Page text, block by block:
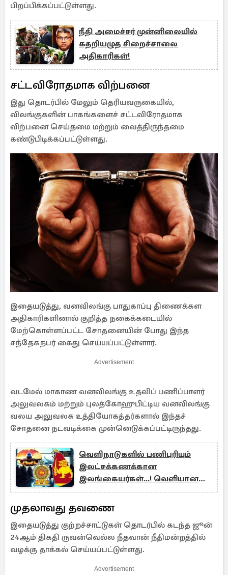
பிறப்பிக்கப்பட்டுள்ளது.
நீதி அமைச்சர் முன்னிலையில்
கதறியழுத சிறைச்சாலை
அதிகாரிகள்!
சட்டவிரோதமாக விற்பனை
இது தொடர்பில் மேலும் தெரியவருகையில்,
விலங்குகளின் பாகங்களைச் சட்டவிரோதமாக
விற்பனை செய்தமை மற்றும் வைத்திருந்தமை
கண்டுபிடிக்கப்பட்டுள்ளது.
இதையடுத்து, வனவிலங்கு பாதுகாப்பு திணைக்கள
அதிகாரிகளினால் குறித்த நகைக்கடையில்
மேற்கொள்ளப்பட்ட சோதனையின் போது இந்த
சந்தேகநபர் கைது செய்யப்பட்டுள்ளார்.
Advertisement
வடமேல் மாகாண வனவிலங்கு உதவிப் பணிப்பாளர்
அலுவலகம் மற்றும் புலத்கோஹுபிட்டிய வனவிலங்கு
வலய அலுவலக உத்தியோகத்தர்களால் இந்தச்
சோதனை நடவடிக்கை முன்னெடுக்கப்பட்டிருந்தது.
வெளிநாடுகளில் பணிபுரியும்
இலட்சக்கணக்கான
இலங்கையர்கள்...! வெளியான
தகவல்
முதலாவது தவணை
இதையடுத்து குற்றச்சாட்டுகள் தொடர்பில் கடந்த ஜூன்
24ஆம் திகதி ருவன்வெல்ல நீதவான் நீதிமன்றத்தில்
வழக்கு தாக்கல் செய்யப்பட்டுள்ளது.
Advertisement